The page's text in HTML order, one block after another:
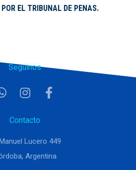
EL TRIBUNAL DE PENAS.
Seguinos
Contacto
Lucero 449
Argentina